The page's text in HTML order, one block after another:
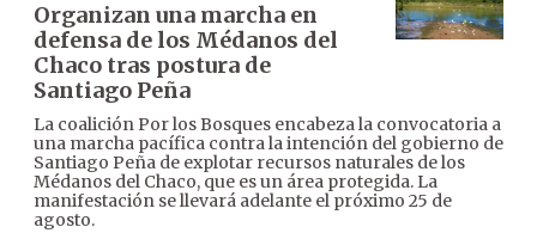
Organizan una marcha en
defensa de los Médanos del
Chaco tras postura de
Santiago Peña
La coalición Por los Bosques encabeza la convocatoria a
una marcha pacífica contra la intención del gobierno de
Santiago Peña de explotar recursos naturales de los
Médanos del Chaco, que es un área protegida. La
manifestación se llevará adelante el próximo 25 de
agosto.